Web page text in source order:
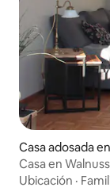
Casa adosada
Casa en
Ubicación ·